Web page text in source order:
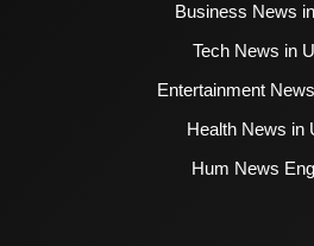
Business News
Tech News in
Entertainment
Health News in
Hum News